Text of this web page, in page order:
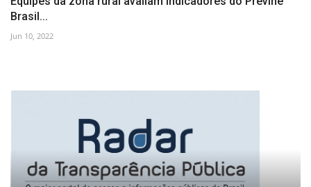
Brasil...
Jun 10, 2022